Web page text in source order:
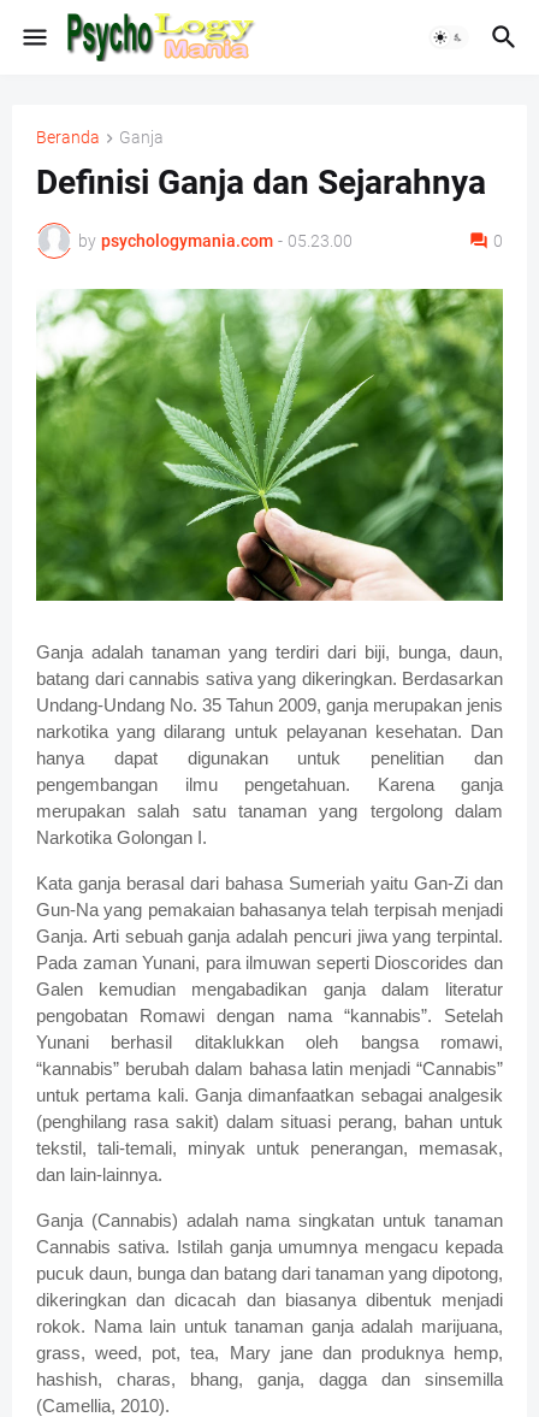
Beranda Ganja
Definisi Ganja dan Sejarahnya
by psychologymania.com - 05.23.00 0
Ganja adalah tanaman yang terdiri dari biji, bunga, daun,
batang dari cannabis sativa yang dikeringkan. Berdasarkan
Undang-Undang No. 35 Tahun 2009, ganja merupakan jenis
narkotika yang dilarang untuk pelayanan kesehatan. Dan
hanya dapat digunakan untuk penelitian dan
pengembangan ilmu pengetahuan. Karena ganja
merupakan salah satu tanaman yang tergolong dalam
Narkotika Golongan I.
Kata ganja berasal dari bahasa Sumeriah yaitu Gan-Zi dan
Gun-Na yang pemakaian bahasanya telah terpisah menjadi
Ganja. Arti sebuah ganja adalah pencuri jiwa yang terpintal.
Pada zaman Yunani, para ilmuwan seperti Dioscorides dan
Galen kemudian mengabadikan ganja dalam literatur
pengobatan Romawi dengan nama “kannabis”. Setelah
Yunani berhasil ditaklukkan oleh bangsa romawi,
“kannabis” berubah dalam bahasa latin menjadi “Cannabis”
untuk pertama kali. Ganja dimanfaatkan sebagai analgesik
(penghilang rasa sakit) dalam situasi perang, bahan untuk
tekstil, tali-temali, minyak untuk penerangan, memasak,
dan lain-lainnya.
Ganja (Cannabis) adalah nama singkatan untuk tanaman
Cannabis sativa. Istilah ganja umumnya mengacu kepada
pucuk daun, bunga dan batang dari tanaman yang dipotong,
dikeringkan dan dicacah dan biasanya dibentuk menjadi
rokok. Nama lain untuk tanaman ganja adalah marijuana,
grass, weed, pot, tea, Mary jane dan produknya hemp,
hashish, charas, bhang, ganja, dagga dan sinsemilla
(Camellia, 2010).